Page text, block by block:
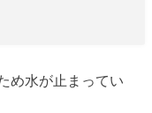
め水が止まってい